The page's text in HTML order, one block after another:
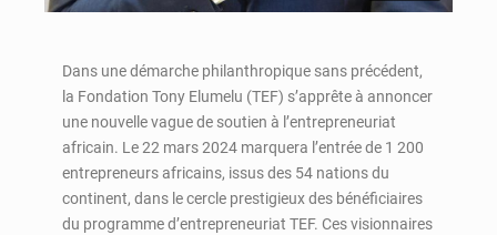
Dans une démarche philanthropique sans précédent,
la Fondation Tony Elumelu (TEF) s’apprête à annoncer
une nouvelle vague de soutien à l’entrepreneuriat
africain. Le 22 mars 2024 marquera l’entrée de 1 200
entrepreneurs africains, issus des 54 nations du
continent, dans le cercle prestigieux des bénéficiaires
du programme d’entrepreneuriat TEF. Ces visionnaires